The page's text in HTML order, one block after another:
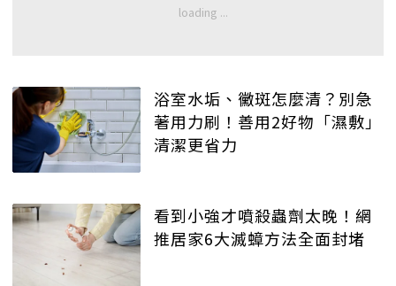
浴室水垢、黴斑怎麼清？別急
著用力刷！善用2好物「濕敷」
清潔更省力
看到小強才噴殺蟲劑太晚！網
推居家6大滅蟑方法全面封堵